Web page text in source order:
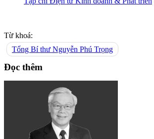
Từ khoá:
Tổng Bí thư Nguyễn Phú Trọng
Đọc thêm